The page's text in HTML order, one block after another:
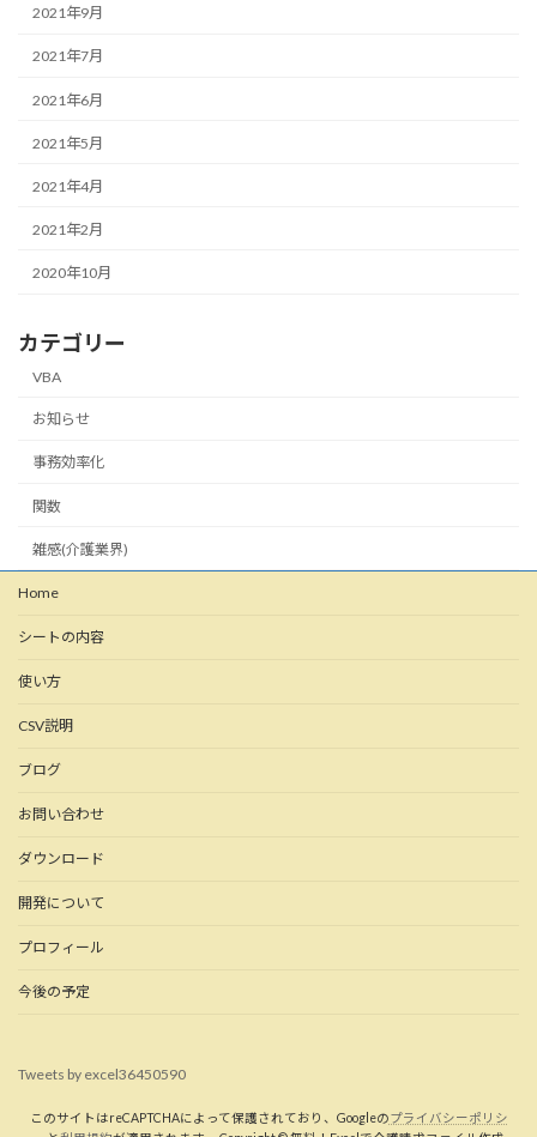
2021年9月
2021年7月
2021年6月
2021年5月
2021年4月
2021年2月
2020年10月
カテゴリー
VBA
お知らせ
事務効率化
関数
雑感(介護業界)
Home
シートの内容
使い方
CSV説明
ブログ
お問い合わせ
ダウンロード
開発について
プロフィール
今後の予定
Tweets by excel36450590
このサイトはreCAPTCHAによって保護されており、Googleのプライバシーポリシ